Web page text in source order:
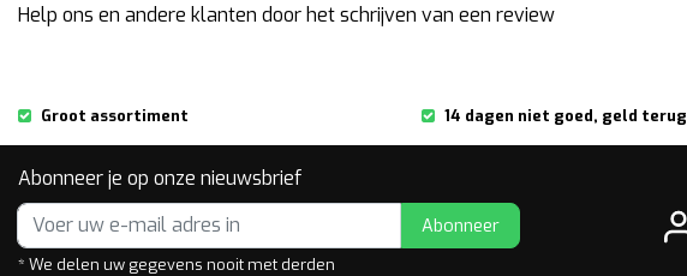
Help ons en andere klanten door het schrijven van een review
Groot assortiment 14 dagen niet goed, geld terug
Abonneer je op onze nieuwsbrief
Abonneer
* We delen uw gegevens nooit met derden